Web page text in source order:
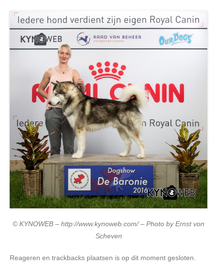
© KYNOWEB – http://www.kynoweb.com/ – Photo by Ernst von
Scheven
Reageren en trackbacks plaatsen is op dit moment gesloten.